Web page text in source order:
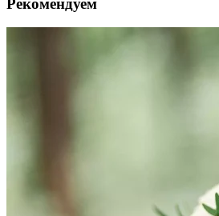
Рекомендуем